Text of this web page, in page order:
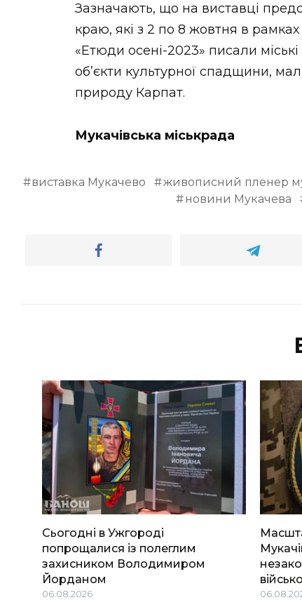
Зазначають, що на виставці
краю, які з 2 по 8 жовтня в
«Етюди осені-2023» писали
об’єкти культурної спадщини,
природу Карпат.
Мукачівська міськрада
виставка Мукачево живописний пленер
новини Мукачева
Сьогодні в Ужгороді
попрощалися із полеглим
захисником Володимиром
Йорданом
06.08.2026